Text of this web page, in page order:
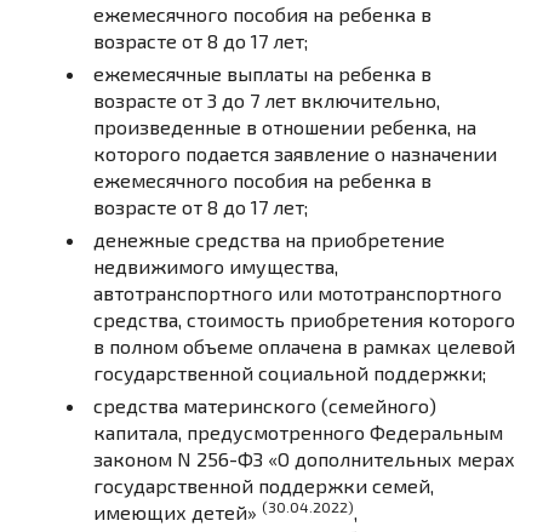
ежемесячного пособия на ребенка в
возрасте от 8 до 17 лет;
ежемесячные выплаты на ребенка в
возрасте от 3 до 7 лет включительно,
произведенные в отношении ребенка, на
которого подается заявление о назначении
ежемесячного пособия на ребенка в
возрасте от 8 до 17 лет;
денежные средства на приобретение
недвижимого имущества,
автотранспортного или мототранспортного
средства, стоимость приобретения которого
в полном объеме оплачена в рамках целевой
государственной социальной поддержки;
средства материнского (семейного)
капитала, предусмотренного Федеральным
законом N 256-ФЗ «О дополнительных мерах
государственной поддержки семей,
имеющих детей» (30.04.2022)